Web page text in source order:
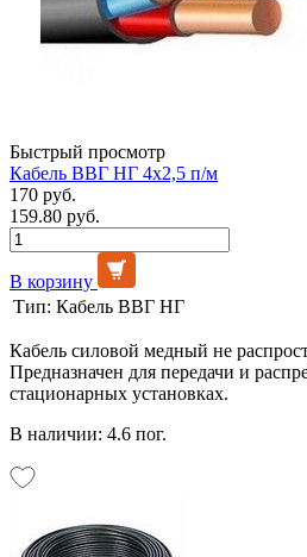
Быстрый просмотр
Кабель ВВГ НГ 4х2,5 п/м
170 руб.
159.80 руб.
В корзину
Тип: Кабель ВВГ НГ
Кабель силовой медный не
Предназначен для передачи и
стационарных установках.
В наличии: 4.6 пог.